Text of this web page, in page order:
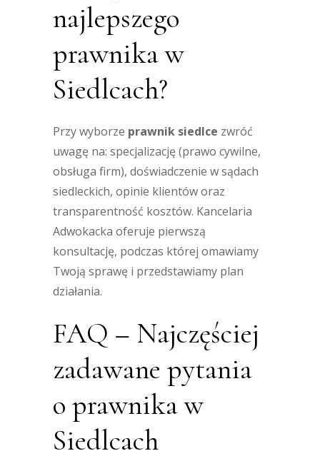
najlepszego
prawnika w
Siedlcach?
Przy wyborze prawnik siedlce zwróć
uwagę na: specjalizację (prawo cywilne,
obsługa firm), doświadczenie w sądach
siedleckich, opinie klientów oraz
transparentność kosztów. Kancelaria
Adwokacka oferuje pierwszą
konsultację, podczas której omawiamy
Twoją sprawę i przedstawiamy plan
działania.
FAQ – Najczęściej
zadawane pytania
o prawnika w
Siedlcach